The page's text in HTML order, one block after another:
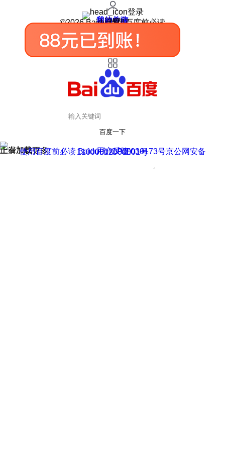
登录
我的关注
我的收藏
皮肤中心
用户反馈
设置
©2026 Baidu 使用百度前必读
百度一下
正在加载
上滑加载更多 用户反馈
使用百度前必读 Baidu 京ICP证030173号
京公网安备11000002000001号